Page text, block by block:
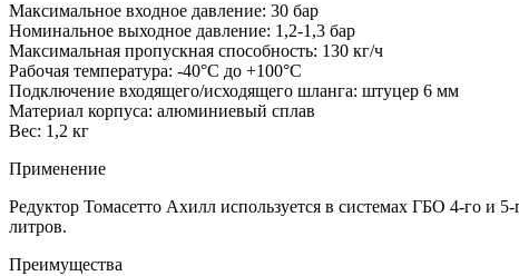
Максимальное входное давление: 30 бар
Номинальное выходное давление: 1,2-1,3 бар
Максимальная пропускная способность: 130 кг/ч
Рабочая температура: -40°C до +100°C
Подключение входящего/исходящего шланга: штуцер 6 мм
Материал корпуса: алюминиевый сплав
Вес: 1,2 кг
Применение
Редуктор Томасетто Ахилл используется в системах ГБО 4-го и
литров.
Преимущества